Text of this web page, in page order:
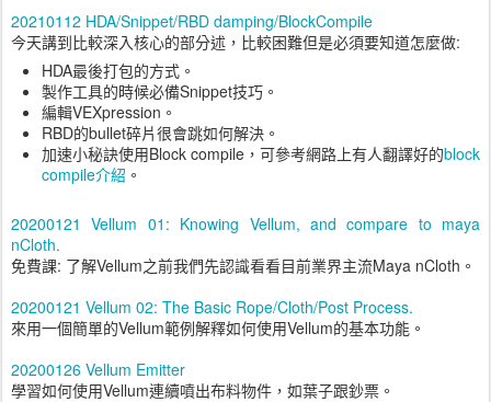
20210112 HDA/Snippet/RBD damping/BlockCompile
今天講到比較深入核心的部分述，比較困難但是必須要知道怎麼做:
HDA最後打包的方式。
製作工具的時候必備Snippet技巧。
編輯VEXpression。
RBD的bullet碎片很會跳如何解決。
加速小秘訣使用Block compile，可參考網路上有人翻譯好的block
compile介紹 。
20200121 Vellum 01: Knowing Vellum, and compare to maya
nCloth.
免費課: 了解Vellum之前我們先認識看看目前業界主流Maya nCloth。
20200121 Vellum 02: The Basic Rope/Cloth/Post Process.
來用一個簡單的Vellum範例解釋如何使用Vellum的基本功能。
20200126 Vellum Emitter
學習如何使用Vellum連續噴出布料物件，如葉子跟鈔票。